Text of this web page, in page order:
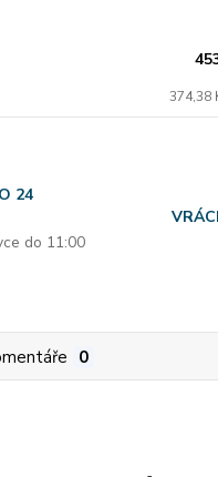
374,38
24
do 11:00
0